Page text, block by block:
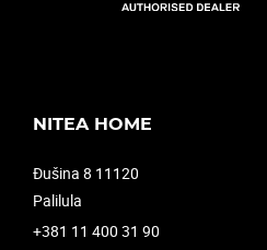
NITEA HOME
Đušina 8 11120
Palilula
+381 11 400 31 90